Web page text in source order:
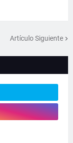
Artículo Siguiente